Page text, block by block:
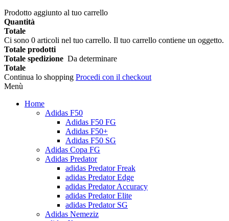
Prodotto aggiunto al tuo carrello
Quantità
Totale
Ci sono 0 articoli nel tuo carrello. Il tuo carrello contiene un oggetto.
Totale prodotti
Totale spedizione Da determinare
Totale
Continua lo shopping Procedi con il checkout
Menù
Home
Adidas F50
Adidas F50 FG
Adidas F50+
Adidas F50 SG
Adidas Copa FG
Adidas Predator
adidas Predator Freak
adidas Predator Edge
adidas Predator Accuracy
adidas Predator Elite
adidas Predator SG
Adidas Nemeziz